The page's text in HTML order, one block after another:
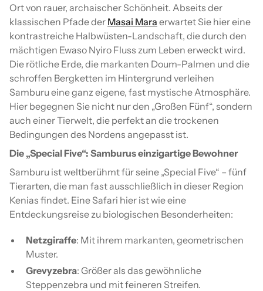
Ort von rauer, archaischer Schönheit. Abseits der
klassischen Pfade der Masai Mara erwartet Sie hier eine
kontrastreiche Halbwüsten-Landschaft, die durch den
mächtigen Ewaso Nyiro Fluss zum Leben erweckt wird.
Die rötliche Erde, die markanten Doum-Palmen und die
schroffen Bergketten im Hintergrund verleihen
Samburu eine ganz eigene, fast mystische Atmosphäre.
Hier begegnen Sie nicht nur den „Großen Fünf“, sondern
auch einer Tierwelt, die perfekt an die trockenen
Bedingungen des Nordens angepasst ist.
Die „Special Five“: Samburus einzigartige Bewohner
Samburu ist weltberühmt für seine „Special Five“ – fünf
Tierarten, die man fast ausschließlich in dieser Region
Kenias findet. Eine Safari hier ist wie eine
Entdeckungsreise zu biologischen Besonderheiten:
Netzgiraffe: Mit ihrem markanten, geometrischen
Muster.
Grevyzebra: Größer als das gewöhnliche
Steppenzebra und mit feineren Streifen.